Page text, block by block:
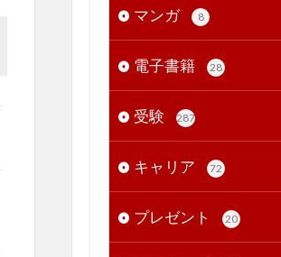
マンガ
8
電子書籍 28
受験 287
キャリア 72
プレゼント 20